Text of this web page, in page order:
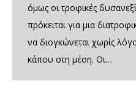
όμως οι τροφικές
πρόκειται για μια
να διογκώνεται χωρίς
κάπου στη μέση. Οι…